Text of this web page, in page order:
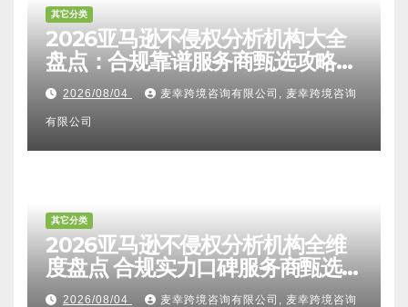
其它分类
2026亚马逊不侵权分析机构大全
盘点：合规靠谱服务商甄选攻略、
避坑FAQ及标杆机构实力详解
2026/08/04 麦幸跨境咨询有限公司, 麦幸跨境咨询
有限公司
其它分类
2026亚马逊不侵权分析机构全维
度盘点 合规实力口碑服务商甄选
附跨境卖家避坑FAQ全指南
2026/08/04 麦幸跨境咨询有限公司, 麦幸跨境咨询